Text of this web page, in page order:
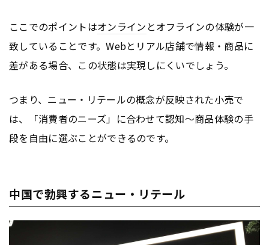
ここでのポイントはオンライン とオフラインの体験が一
致していることです。Webとリアル店舗で情報・商品に
差がある場合、この状態は実現しにくいでしょう。
つまり、ニュー・リテールの概念が反映された小売で
は、「消費者のニーズ」に合わせて認知〜商品体験の手
段を自由に選ぶことができるのです。
中国で勃興するニュー・リテール